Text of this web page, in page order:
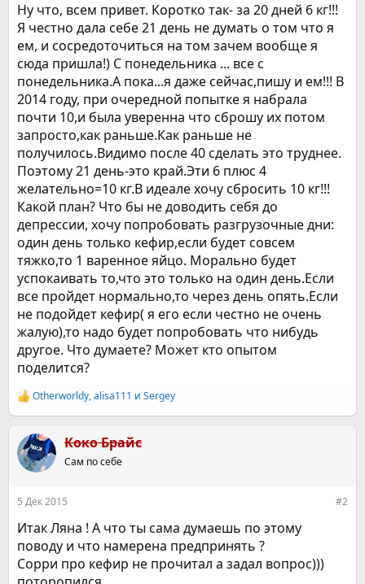
Ну что, всем привет. Коротко так- за 20 дней 6 кг!!!
Я честно дала себе 21 день не думать о том что я
ем, и сосредоточиться на том зачем вообще я
сюда пришла!) С понедельника ... все с
понедельника.А пока...я даже сейчас,пишу и ем!!! В
2014 году, при очередной попытке я набрала
почти 10,и была уверенна что сброшу их потом
запросто,как раньше.Как раньше не
получилось.Видимо после 40 сделать это труднее.
Поэтому 21 день-это край.Эти 6 плюс 4
желательно=10 кг.В идеале хочу сбросить 10 кг!!!
Какой план? Что бы не доводить себя до
депрессии, хочу попробовать разгрузочные дни:
один день только кефир,если будет совсем
тяжко,то 1 варенное яйцо. Морально будет
успокаивать то,что это только на один день.Если
все пройдет нормально,то через день опять.Если
не подойдет кефир( я его если честно не очень
жалую),то надо будет попробовать что нибудь
другое. Что думаете? Может кто опытом
поделится?
Р
е
к
ц
и
Otherworldy,alisa111 и Sergey
Коко Брайс
Сам по себе
5 Дек 2015 #2
Итак Ляна ! А что ты сама думаешь по этому
поводу и что намерена предпринять ?
Сорри про кефир не прочитал а задал вопрос)))